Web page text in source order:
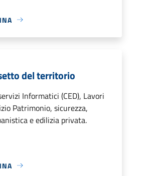
del territorio
Informatici (CED), Lavori
Patrimonio, sicurezza,
e edilizia privata.